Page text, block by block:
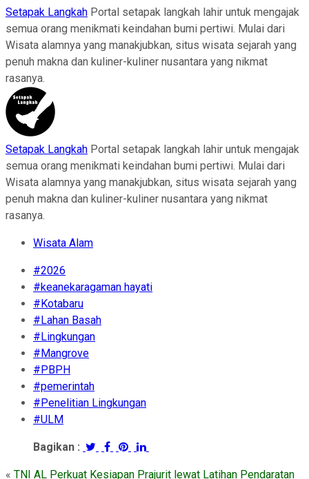
Setapak Langkah Portal setapak langkah lahir untuk mengajak
semua orang menikmati keindahan bumi pertiwi. Mulai dari
Wisata alamnya yang manakjubkan, situs wisata sejarah yang
penuh makna dan kuliner-kuliner nusantara yang nikmat
rasanya.
Setapak Langkah Portal setapak langkah lahir untuk mengajak
semua orang menikmati keindahan bumi pertiwi. Mulai dari
Wisata alamnya yang manakjubkan, situs wisata sejarah yang
penuh makna dan kuliner-kuliner nusantara yang nikmat
rasanya.
Wisata Alam
#2026
#keanekaragaman hayati
#Kotabaru
#Lahan Basah
#Lingkungan
#Mangrove
#PBPH
#pemerintah
#Penelitian Lingkungan
#ULM
Bagikan :
« TNI AL Perkuat Kesiapan Prajurit lewat Latihan Pendaratan